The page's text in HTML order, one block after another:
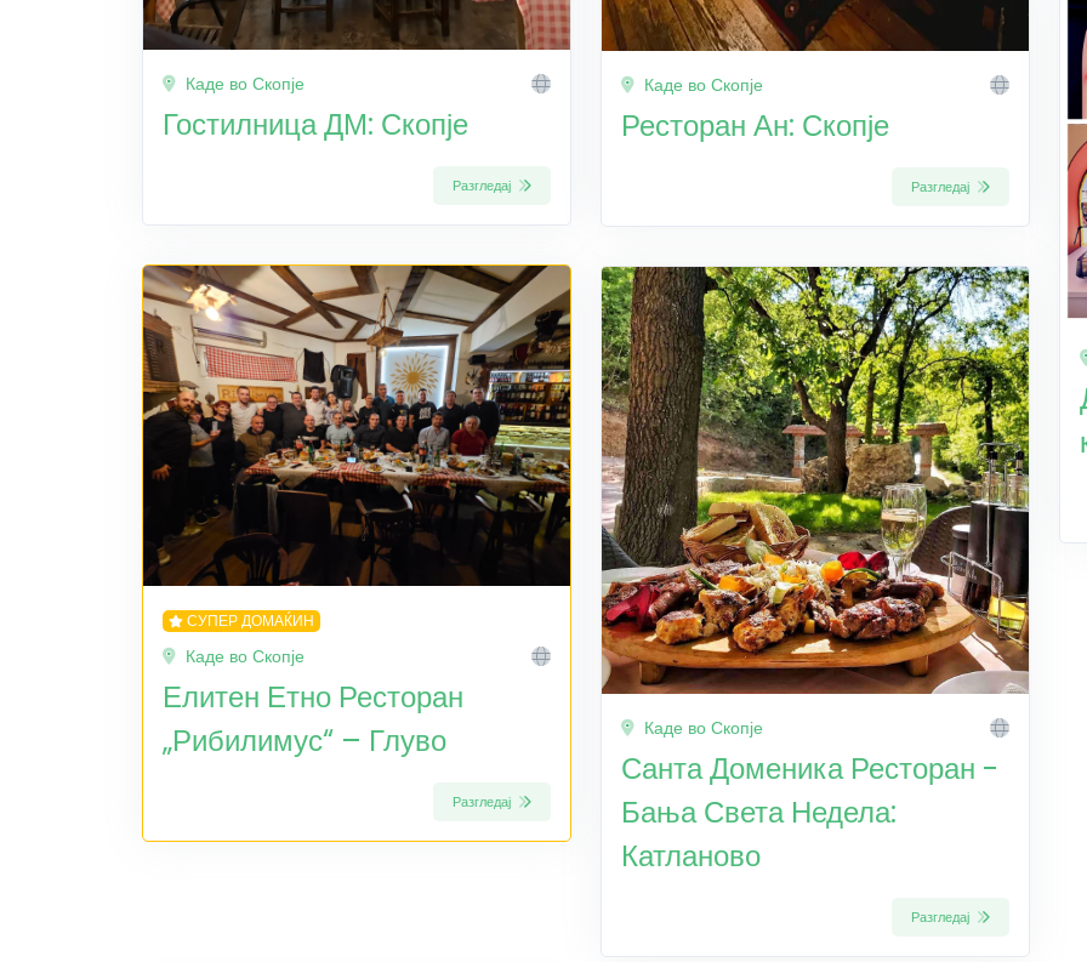
Каде во Скопје
Гостилница ДМ: Скопје
Разгледај
СУПЕР ДОМАЌИН
Каде во Скопје
Елитен Етно Ресторан
„Рибилимус“ – Глуво
Разгледај
Каде во Скопје
Ресторан Ан: Скопје
Разгледај
Каде во Скопје
Санта Доменика Ресторан -
Бања Света Недела:
Катланово
Разгледај